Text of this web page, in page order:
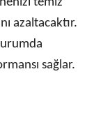
azaltacaktır.
sağlar.